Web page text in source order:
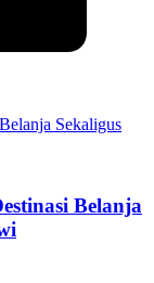
Belanja